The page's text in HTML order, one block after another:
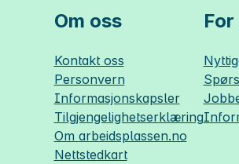
Om oss
Kontakt oss
Personvern
Informasjonskapsler
Tilgjengelighetserklæring
Om arbeidsplassen.no
Nettstedkart